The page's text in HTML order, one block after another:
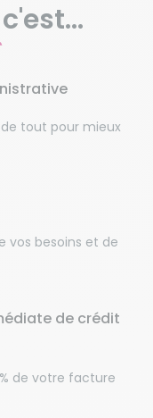
c'est...
tout pour mieux
vos besoins et de
de crédit
de votre facture